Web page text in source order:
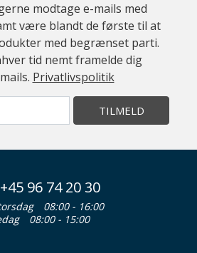
modtage e-mails med
være blandt de første til at
med begrænset parti.
tid nemt framelde dig
Privatlivspolitik
TILMELD
+45 96 74 20 30
08:00 - 16:00
08:00 - 15:00